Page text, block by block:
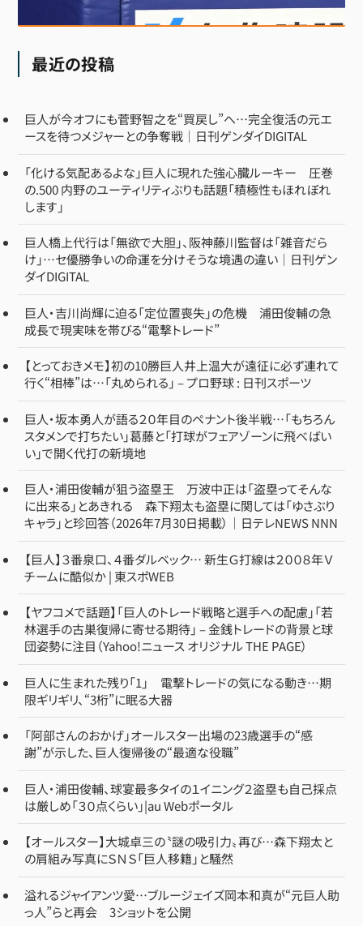
最近の投稿
巨人が今オフにも菅野智之を“買戻し”へ…完全復活の元エ
ースを待つメジャーとの争奪戦｜日刊ゲンダイDIGITAL
「化ける気配あるよな」巨人に現れた強心臓ルーキー 圧巻
の.500 内野のユーティリティぶりも話題「積極性もほれぼれ
します」
巨人橋上代行は「無欲で大胆」、阪神藤川監督は「雑音だら
け」…セ優勝争いの命運を分けそうな境遇の違い｜日刊ゲン
ダイDIGITAL
巨人・吉川尚輝に迫る「定位置喪失」の危機 浦田俊輔の急
成長で現実味を帯びる“電撃トレード”
【とっておきメモ】初の10勝巨人井上温大が遠征に必ず連れて
行く“相棒”は…「丸められる」 – プロ野球 : 日刊スポーツ
巨人・坂本勇人が語る２０年目のペナント後半戦…「もちろん
スタメンで打ちたい」葛藤と「打球がフェアゾーンに飛べばい
い」で開く代打の新境地
巨人・浦田俊輔が狙う盗塁王 万波中正は「盗塁ってそんな
に出来る」とあきれる 森下翔太も盗塁に関しては「ゆさぶり
キャラ」と珍回答（2026年7月30日掲載）｜日テレNEWS NNN
【巨人】３番泉口、４番ダルベック… 新生Ｇ打線は２００８年Ｖ
チームに酷似か | 東スポWEB
【ヤフコメで話題】「巨人のトレード戦略と選手への配慮」「若
林選手の古巣復帰に寄せる期待」 – 金銭トレードの背景と球
団姿勢に注目（Yahoo!ニュース オリジナル THE PAGE）
巨人に生まれた残り「1」 電撃トレードの気になる動き…期
限ギリギリ、“3桁”に眠る大器
「阿部さんのおかげ」オールスター出場の23歳選手の“感
謝”が示した、巨人復帰後の“最適な役職”
巨人・浦田俊輔、球宴最多タイの１イニング２盗塁も自己採点
は厳しめ「３０点くらい」|au Webポータル
【オールスター】大城卓三の〝謎の吸引力〟再び…森下翔太と
の肩組み写真にＳＮＳ「巨人移籍」と騒然
溢れるジャイアンツ愛…ブルージェイズ岡本和真が“元巨人助
っ人”らと再会 3ショットを公開